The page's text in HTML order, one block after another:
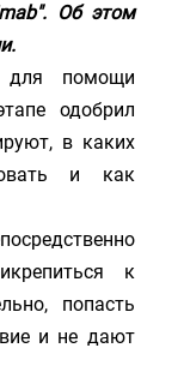
Об этом
для помощи
одобрил
в каких
и как
к
попасть
и не дают